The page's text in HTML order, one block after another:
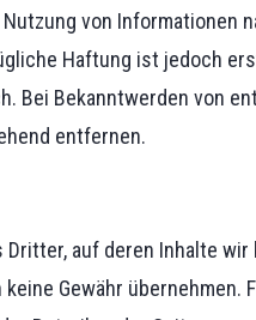
von Informationen
Haftung ist jedoch
Bei Bekanntwerden von
entfernen.
auf deren Inhalte wir
Gewähr übernehmen.